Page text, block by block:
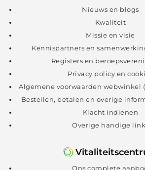
Nieuws en blogs
Kwaliteit
Missie en visie
Kennispartners en
Registers en
Privacy policy en
Algemene voorwaarden webwinkel
Bestellen, betalen en overige
Klacht indienen
Overige handige
Ons complete